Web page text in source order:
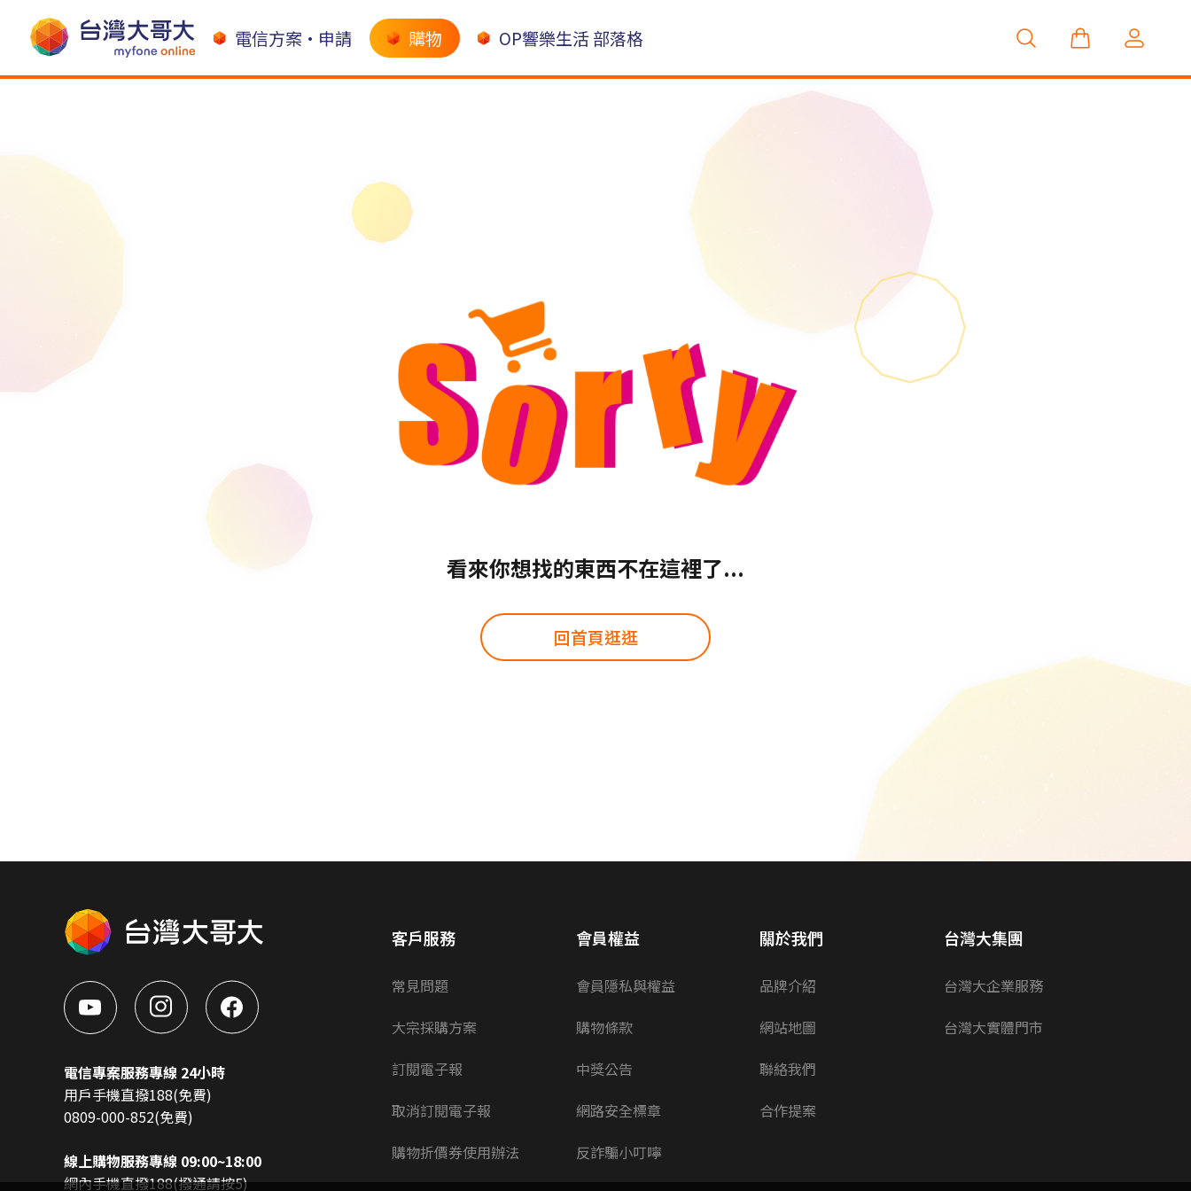
電信方案•申請 購物 OP響樂生活 部落格
看來你想找的東西不在這裡了...
回首頁逛逛
電信專案服務專線 24小時
用戶手機直撥188(免費)
0809-000-852(免費)
線上購物服務專線 09:00~18:00
網內手機直撥188(撥通請按5)
客戶服務
常見問題
大宗採購方案
訂閱電子報
取消訂閱電子報
購物折價券使用辦法
會員權益
會員隱私與權益
購物條款
中獎公告
網路安全標章
反詐騙小叮嚀
關於我們
品牌介紹
網站地圖
聯絡我們
合作提案
台灣大集團
台灣大企業服務
台灣大實體門市